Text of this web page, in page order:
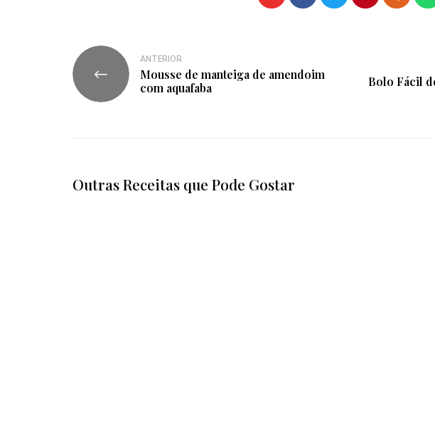
ANTERIOR
Mousse de manteiga de amendoim
com aquafaba
Bolo Fácil
Outras Receitas que Pode Gostar